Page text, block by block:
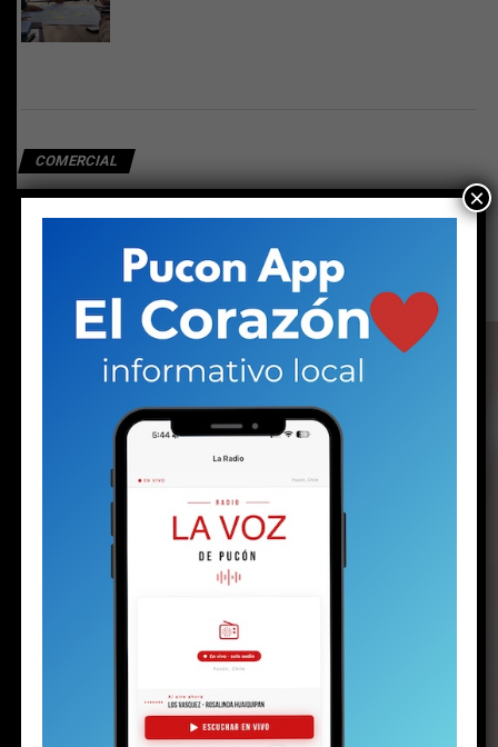
COMERCIAL
Fruta fresca: la mejor aliada para
sobrellevar el calor del verano
8 meses atrás en Diciembre 5, 2025
prensa
×